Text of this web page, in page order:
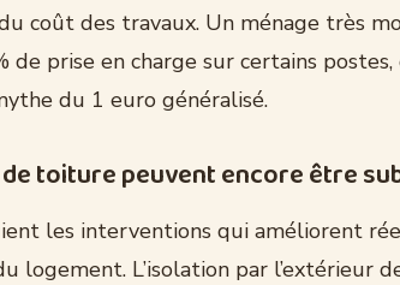
coût des travaux. Un ménage très
de prise en charge sur certains
du 1 euro généralisé.
toiture peuvent encore être
les interventions qui améliorent
logement. L’isolation par l’extérieur